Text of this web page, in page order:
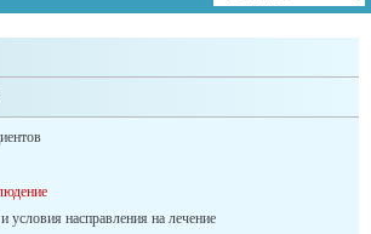
условия насправления на лечение